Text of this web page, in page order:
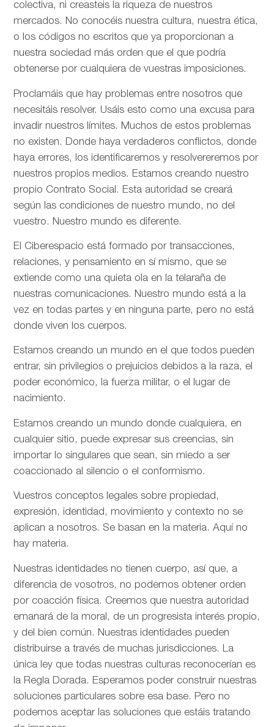
colectiva, ni creasteis la riqueza de nuestros
mercados. No conocéis nuestra cultura, nuestra ética,
o los códigos no escritos que ya proporcionan a
nuestra sociedad más orden que el que podría
obtenerse por cualquiera de vuestras imposiciones.
Proclamáis que hay problemas entre nosotros que
necesitáis resolver. Usáis esto como una excusa para
invadir nuestros límites. Muchos de estos problemas
no existen. Donde haya verdaderos conflictos, donde
haya errores, los identificaremos y resolvereremos por
nuestros propios medios. Estamos creando nuestro
propio Contrato Social. Esta autoridad se creará
según las condiciones de nuestro mundo, no del
vuestro. Nuestro mundo es diferente.
El Ciberespacio está formado por transacciones,
relaciones, y pensamiento en sí mismo, que se
extiende como una quieta ola en la telaraña de
nuestras comunicaciones. Nuestro mundo está a la
vez en todas partes y en ninguna parte, pero no está
donde viven los cuerpos.
Estamos creando un mundo en el que todos pueden
entrar, sin privilegios o prejuicios debidos a la raza, el
poder económico, la fuerza militar, o el lugar de
nacimiento.
Estamos creando un mundo donde cualquiera, en
cualquier sitio, puede expresar sus creencias, sin
importar lo singulares que sean, sin miedo a ser
coaccionado al silencio o el conformismo.
Vuestros conceptos legales sobre propiedad,
expresión, identidad, movimiento y contexto no se
aplican a nosotros. Se basan en la materia. Aquí no
hay materia.
Nuestras identidades no tienen cuerpo, así que, a
diferencia de vosotros, no podemos obtener orden
por coacción física. Creemos que nuestra autoridad
emanará de la moral, de un progresista interés propio,
y del bien común. Nuestras identidades pueden
distribuirse a través de muchas jurisdicciones. La
única ley que todas nuestras culturas reconocerían es
la Regla Dorada. Esperamos poder construir nuestras
soluciones particulares sobre esa base. Pero no
podemos aceptar las soluciones que estáis tratando